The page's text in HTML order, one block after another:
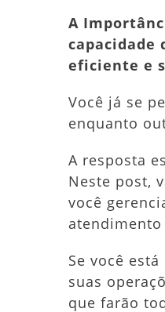
A
capacidade
eficiente e
Você já se
enquanto
A resposta
Neste post,
você
Se você
suas
que farão